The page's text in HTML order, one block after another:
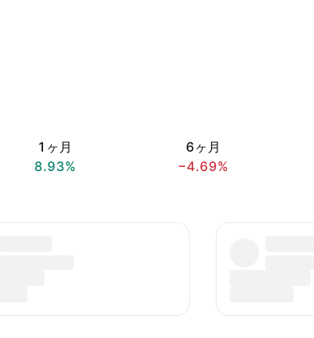
1ヶ月
8.93%
6ヶ月
−4.69%